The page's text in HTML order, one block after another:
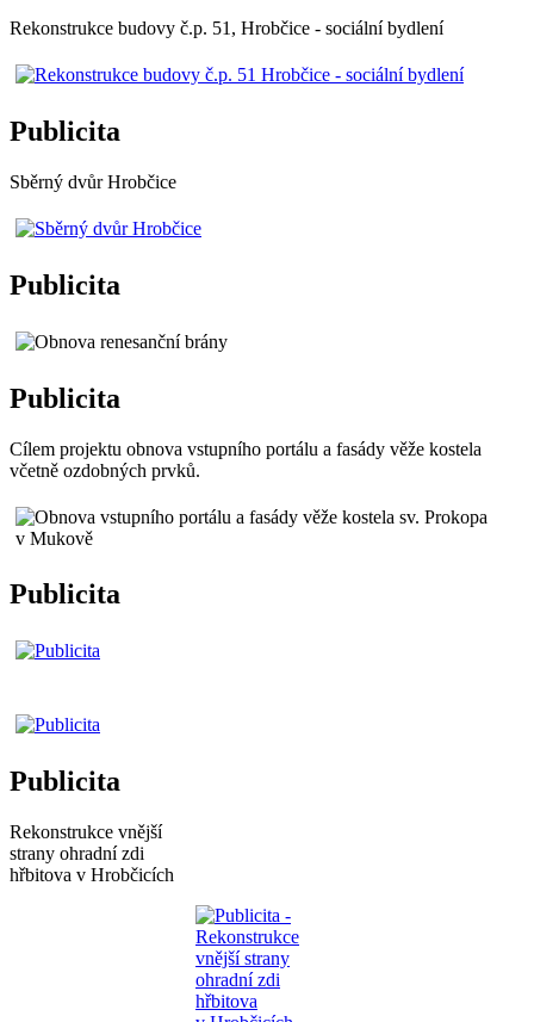
Rekonstrukce budovy č.p. 51, Hrobčice - sociální bydlení
Publicita
Sběrný dvůr Hrobčice
Publicita
Publicita
Cílem projektu obnova vstupního portálu a fasády věže kostela
včetně ozdobných prvků.
Publicita
Publicita
Rekonstrukce vnější
strany ohradní zdi
hřbitova v Hrobčicích